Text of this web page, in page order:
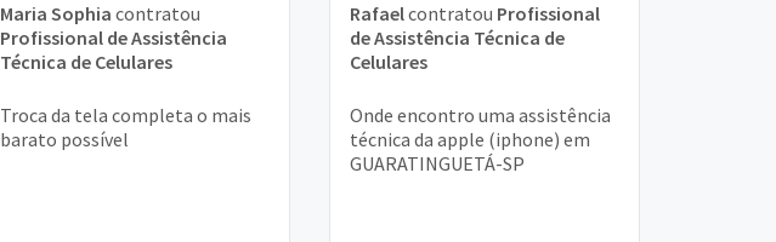
Maria Sophia contratou
Profissional de Assistência
Técnica de Celulares
Troca da tela completa o mais
barato possível
Rafaelcontratou Profissional
de Assistência Técnica de
Celulares
Onde encontro uma assistência
técnica da apple (iphone) em
GUARATINGUETÁ-SP